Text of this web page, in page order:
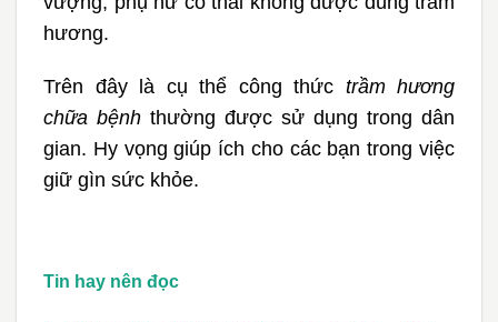
hương.
Trên đây là cụ thể công thức trầm hương
chữa bệnh thường được sử dụng trong dân
gian. Hy vọng giúp ích cho các bạn trong việc
giữ gìn sức khỏe.
Tin hay nên đọc